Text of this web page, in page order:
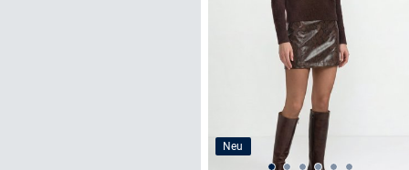
Neu